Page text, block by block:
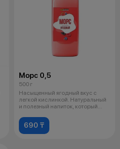
Морс 0,5
500 г
Насыщенный ягодный вкус с
легкой кислинкой. Натуральный
и полезный напиток, который
690 ₸